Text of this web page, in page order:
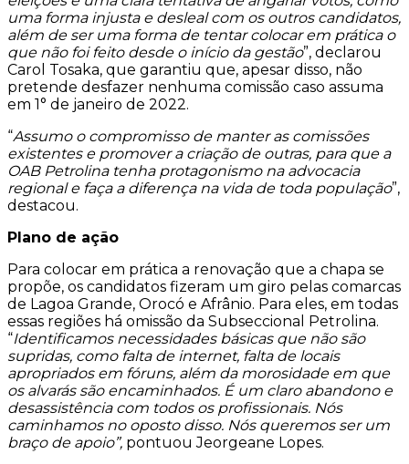
uma forma injusta e desleal com os outros candidatos,
além de ser uma forma de tentar colocar em prática o
que não foi feito desde o início da gestão”, declarou
Carol Tosaka, que garantiu que, apesar disso, não
pretende desfazer nenhuma comissão caso assuma
em 1° de janeiro de 2022.
“Assumo o compromisso de manter as comissões
existentes e promover a criação de outras, para que a
OAB Petrolina tenha protagonismo na advocacia
regional e faça a diferença na vida de toda população”,
destacou.
Plano de ação
Para colocar em prática a renovação que a chapa se
propõe, os candidatos fizeram um giro pelas comarcas
de Lagoa Grande, Orocó e Afrânio. Para eles, em todas
essas regiões há omissão da Subseccional Petrolina.
“Identificamos necessidades básicas que não são
supridas, como falta de internet, falta de locais
apropriados em fóruns, além da morosidade em que
os alvarás são encaminhados. É um claro abandono e
desassistência com todos os profissionais. Nós
caminhamos no oposto disso. Nós queremos ser um
braço de apoio”, pontuou Jeorgeane Lopes.